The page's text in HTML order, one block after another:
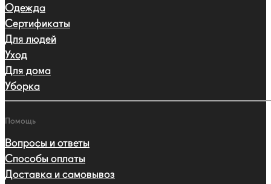
Одежда
Сертификаты
Для людей
Уход
Для дома
Уборка
Помощь
Вопросы и ответы
Способы оплаты
Доставка и самовывоз